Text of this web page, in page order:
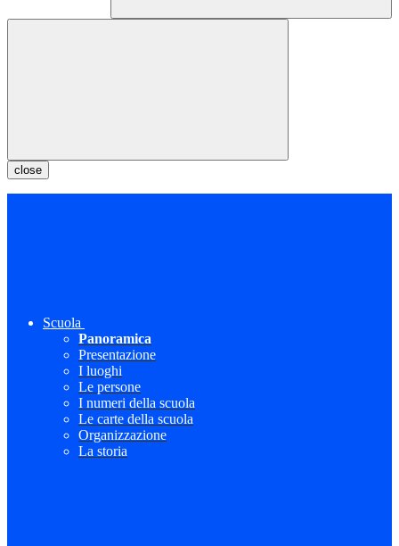
close
Scuola
Panoramica
Presentazione
I luoghi
Le persone
I numeri della scuola
Le carte della scuola
Organizzazione
La storia